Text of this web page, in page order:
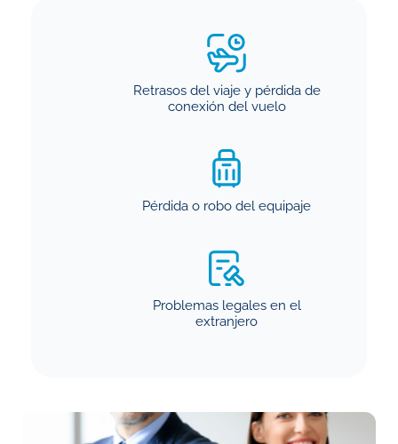
Retrasos del viaje y pérdida de
conexión del vuelo
Pérdida o robo del equipaje
Problemas legales en el
extranjero